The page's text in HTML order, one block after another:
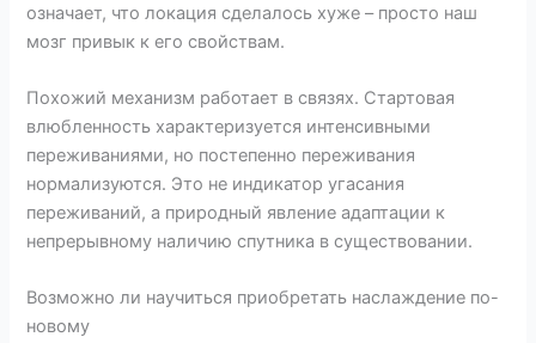
означает, что локация сделалось хуже – просто наш
мозг привык к его свойствам.
Похожий механизм работает в связях. Стартовая
влюбленность характеризуется интенсивными
переживаниями, но постепенно переживания
нормализуются. Это не индикатор угасания
переживаний, а природный явление адаптации к
непрерывному наличию спутника в существовании.
Возможно ли научиться приобретать наслаждение по-
новому